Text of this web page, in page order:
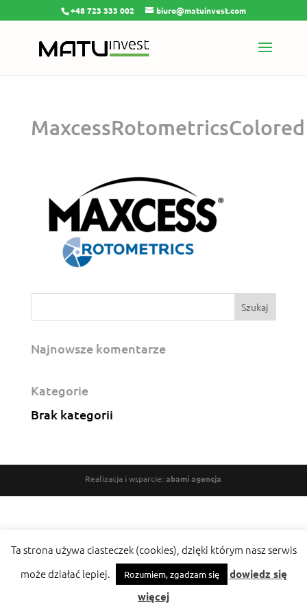
+48 723 333 002 biuro@matuinvest.com
MaxcessRotometricsColored
Najnowsze komentarze
Kategorie
Brak kategorii
Realizacja i wsparcie:abami agencja
Ta strona używa ciasteczek (cookies), dzięki którym nasz serwis
może działać lepiej.
Rozumiem, zgadzam się
dowiedz się
więcej